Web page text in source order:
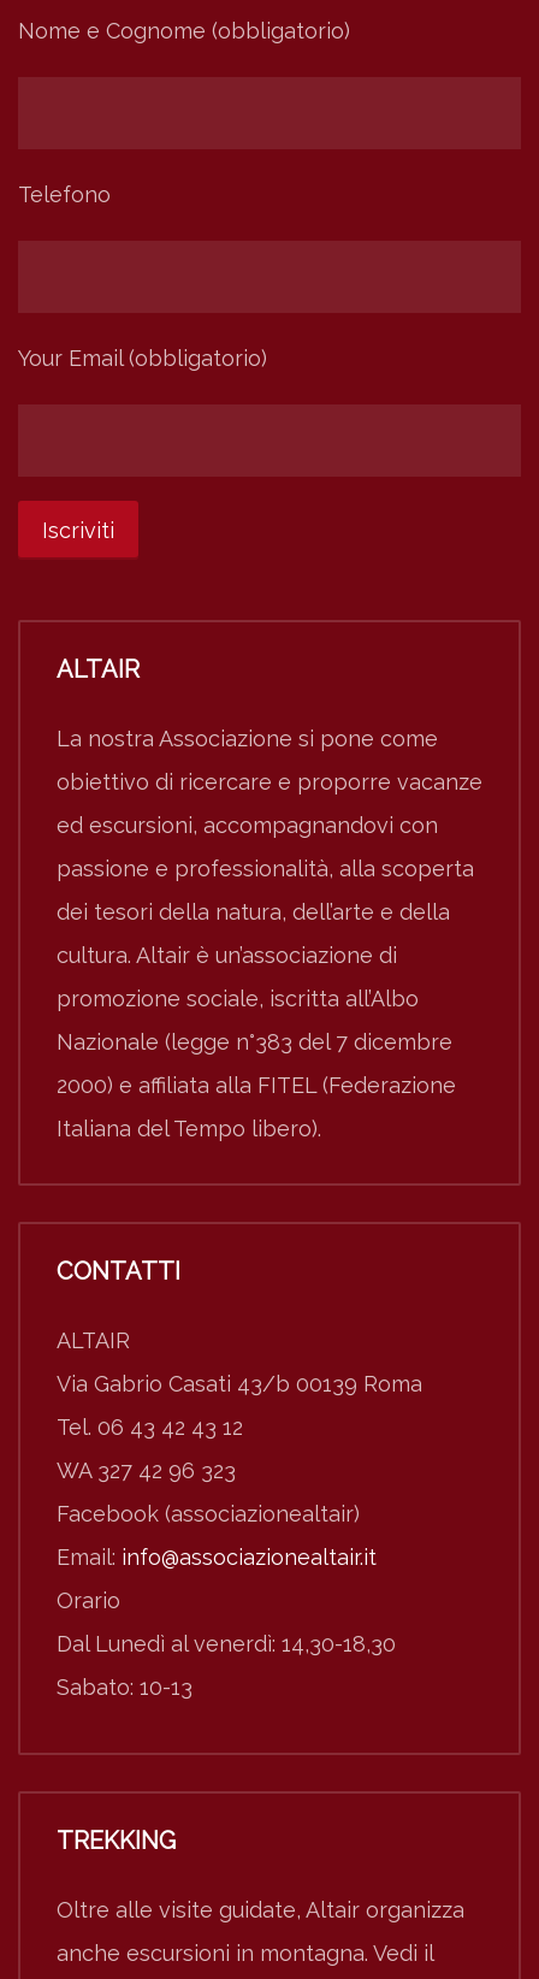
Nome e Cognome (obbligatorio)
Telefono
Your Email (obbligatorio)
ALTAIR
La nostra Associazione si pone come
obiettivo di ricercare e proporre vacanze
ed escursioni, accompagnandovi con
passione e professionalità, alla scoperta
dei tesori della natura, dell’arte e della
cultura. Altair è un’associazione di
promozione sociale, iscritta all’Albo
Nazionale (legge n°383 del 7 dicembre
2000) e affiliata alla FITEL (Federazione
Italiana del Tempo libero).
CONTATTI
ALTAIR
Via Gabrio Casati 43/b 00139 Roma
Tel. 06 43 42 43 12
WA 327 42 96 323
Facebook (associazionealtair)
Email: info@associazionealtair.it
Orario
Dal Lunedì al venerdì: 14,30-18,30
Sabato: 10-13
TREKKING
Oltre alle visite guidate, Altair organizza
anche escursioni in montagna. Vedi il